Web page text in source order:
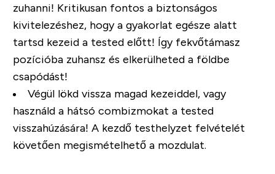
zuhanni! Kritikusan fontos a biztonságos
kivitelezéshez, hogy a gyakorlat egésze alatt
tartsd kezeid a tested előtt! Így fekvőtámasz
pozícióba zuhansz és elkerülheted a földbe
csapódást!
Végül lökd vissza magad kezeiddel, vagy
használd a hátsó combizmokat a tested
visszahúzására! A kezdő testhelyzet felvételét
követően megismételhető a mozdulat.